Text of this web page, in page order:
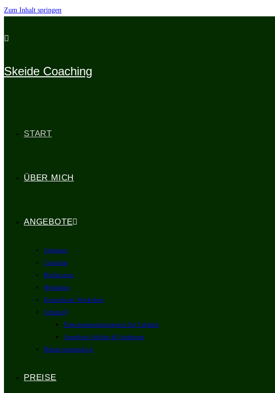
Zum Inhalt springen
Skeide Coaching
START
ÜBER MICH
ANGEBOTE
Seminare
Coaching
Moderation
Mediation
Kostenloser Workshop
Schulen
Präsentationskompetenz für Schulen
Angebote Schüler & Studenten
Männerstammtisch
PREISE